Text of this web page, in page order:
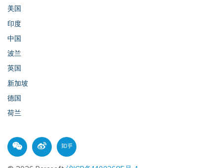
美国
印度
中国
波兰
英国
新加坡
德国
荷兰